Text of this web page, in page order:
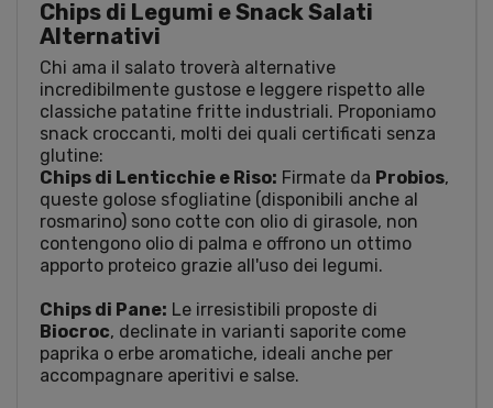
Chips di Legumi e Snack Salati
Alternativi
Chi ama il salato troverà alternative
incredibilmente gustose e leggere rispetto alle
classiche patatine fritte industriali. Proponiamo
snack croccanti, molti dei quali certificati senza
glutine:
Chips di Lenticchie e Riso: Firmate da Probios,
queste golose sfogliatine (disponibili anche al
rosmarino) sono cotte con olio di girasole, non
contengono olio di palma e offrono un ottimo
apporto proteico grazie all'uso dei legumi.
Chips di Pane: Le irresistibili proposte di
Biocroc, declinate in varianti saporite come
paprika o erbe aromatiche, ideali anche per
accompagnare aperitivi e salse.